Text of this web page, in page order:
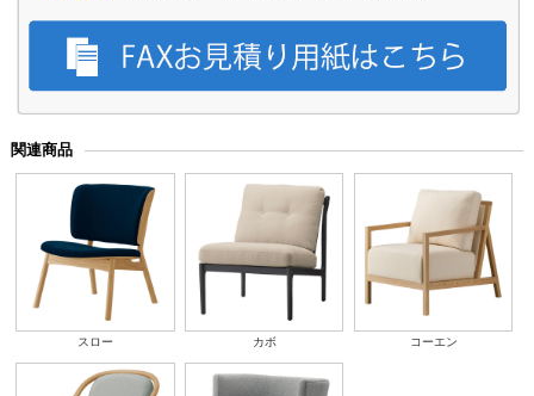
関連商品
スロー カボ コーエン